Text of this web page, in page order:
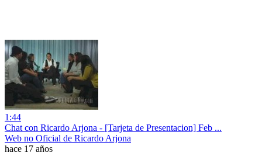
1:44
Chat con Ricardo Arjona - [Tarjeta de Presentacion] Feb ...
Web no Oficial de Ricardo Arjona
hace 17 años